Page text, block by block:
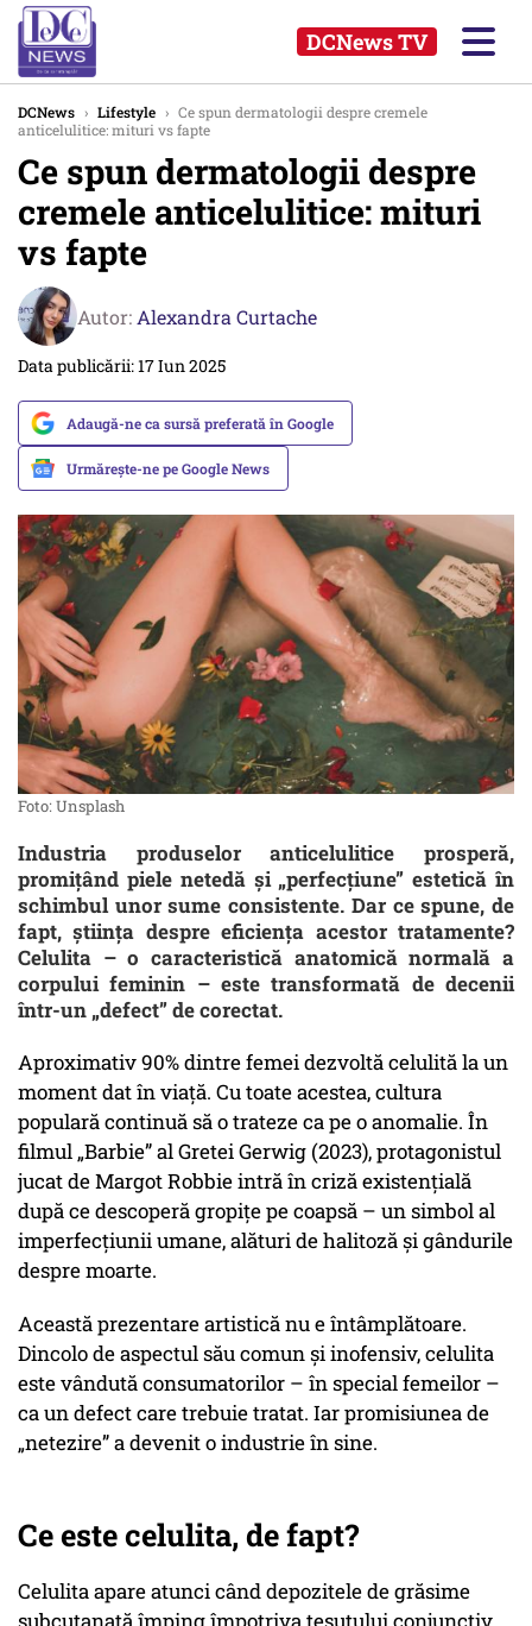
DCNews TV
DCNews › Lifestyle › Ce spun dermatologii despre cremele
anticelulitice: mituri vs fapte
Ce spun dermatologii despre
cremele anticelulitice: mituri
vs fapte
Autor: Alexandra Curtache
Data publicării: 17 Iun 2025
Adaugă-ne ca sursă preferată în Google
Urmărește-ne pe Google News
Foto: Unsplash
Industria produselor anticelulitice prosperă,
promițând piele netedă și „perfecțiune” estetică în
schimbul unor sume consistente. Dar ce spune, de
fapt, știința despre eficiența acestor tratamente?
Celulita – o caracteristică anatomică normală a
corpului feminin – este transformată de decenii
într-un „defect” de corectat.
Aproximativ 90% dintre femei dezvoltă celulită la un
moment dat în viață. Cu toate acestea, cultura
populară continuă să o trateze ca pe o anomalie. În
filmul „Barbie” al Gretei Gerwig (2023), protagonistul
jucat de Margot Robbie intră în criză existențială
după ce descoperă gropițe pe coapsă – un simbol al
imperfecțiunii umane, alături de halitoză și gândurile
despre moarte.
Această prezentare artistică nu e întâmplătoare.
Dincolo de aspectul său comun și inofensiv, celulita
este vândută consumatorilor – în special femeilor –
ca un defect care trebuie tratat. Iar promisiunea de
„netezire” a devenit o industrie în sine.
Ce este celulita, de fapt?
Celulita apare atunci când depozitele de grăsime